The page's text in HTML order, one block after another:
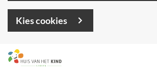
Kies cookies
Overslaan
en